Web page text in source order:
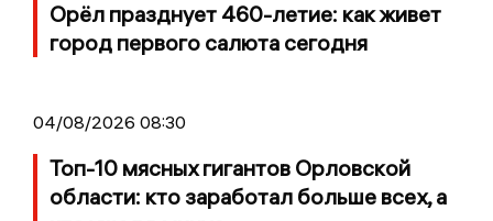
Орёл празднует 460-летие: как живет
город первого салюта сегодня
04/08/2026 08:30
Топ-10 мясных гигантов Орловской
области: кто заработал больше всех, а